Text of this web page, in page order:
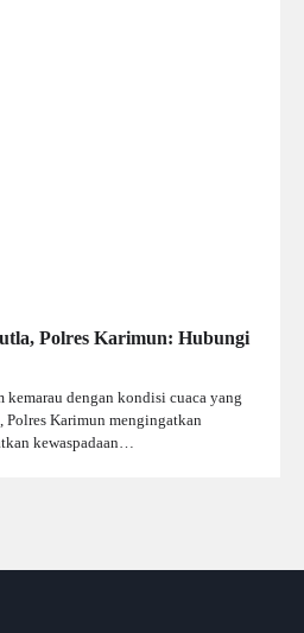
Polres Karimun: Hubungi
dengan kondisi cuaca yang
Polres Karimun mengingatkan
kewaspadaan…